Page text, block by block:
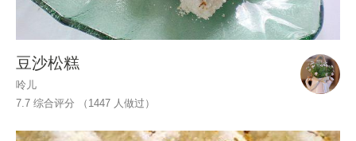
豆沙松糕
呤儿
7.7 综合评分 （ 1447 人做过）